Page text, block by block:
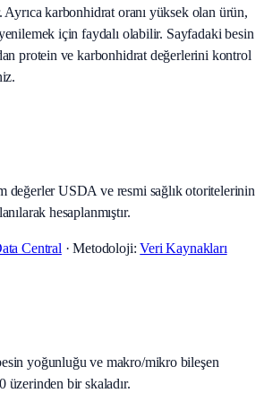
karbonhidrat oranı yüksek olan ürün,
için faydalı olabilir. Sayfadaki besin
protein ve karbonhidrat değerlerini kontrol
değerler USDA ve resmi sağlık otoritelerinin
hesaplanmıştır.
Central · Metodoloji:Veri Kaynakları
yoğunluğu ve makro/mikro bileşen
üzerinden bir skaladır.